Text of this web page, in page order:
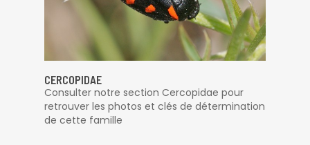
CERCOPIDAE
Consulter notre section Cercopidae pour
retrouver les photos et clés de détermination
de cette famille